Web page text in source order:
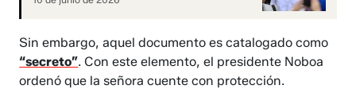
Sin embargo, aquel documento es catalogado como
“secreto”. Con este elemento, el presidente Noboa
ordenó que la señora cuente con protección.